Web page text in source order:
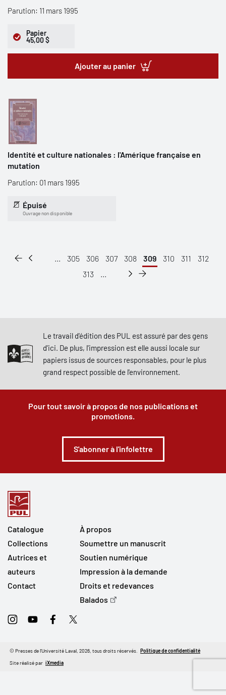
Parution: 11 mars 1995
Papier
45,00 $
Ajouter au panier
Identité et culture nationales : l'Amérique française en
mutation
Parution: 01 mars 1995
Épuisé
Ouvrage non disponible
... 305 306 307 308 309 310 311
312
313
...
Le travail d'édition des PUL est assuré par des gens
d'ici. De plus, l'impression est elle aussi locale sur
papiers issus de sources responsables, pour le plus
grand respect possible de l'environnement.
Pour tout savoir à propos de nos publications et
promotions.
S'abonner à l'infolettre
Catalogue
Collections
Autrices et
auteurs
Contact
À propos
Soumettre un manuscrit
Soutien numérique
Impression à la demande
Droits et redevances
Balados
InstagramYoutubeFacebookTwitter
Site réalisé par iXmedia
© Presses de l'Université Laval, 2026, tous droits réservés. Politique de confidentialité